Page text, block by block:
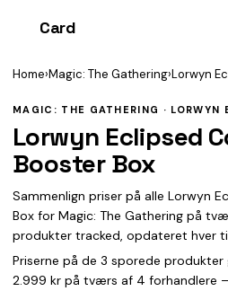
Card
Home›Magic: The Gathering›Lorwyn
MAGIC: THE GATHERING · LORWYN
Lorwyn Eclipsed
Booster Box
Sammenlign priser på alle Lorwyn
Box for Magic: The Gathering på
produkter tracked, opdateret hver
Priserne på de 3 sporede
2.999 kr på tværs af 4 forhandlere